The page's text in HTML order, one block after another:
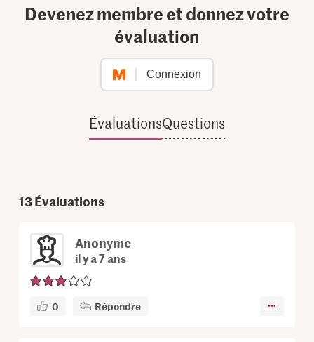
Devenez membre et donnez votre
évaluation
Connexion
ÉvaluationsQuestions
13Évaluations
Anonyme
il y a 7 ans
0 Répondre